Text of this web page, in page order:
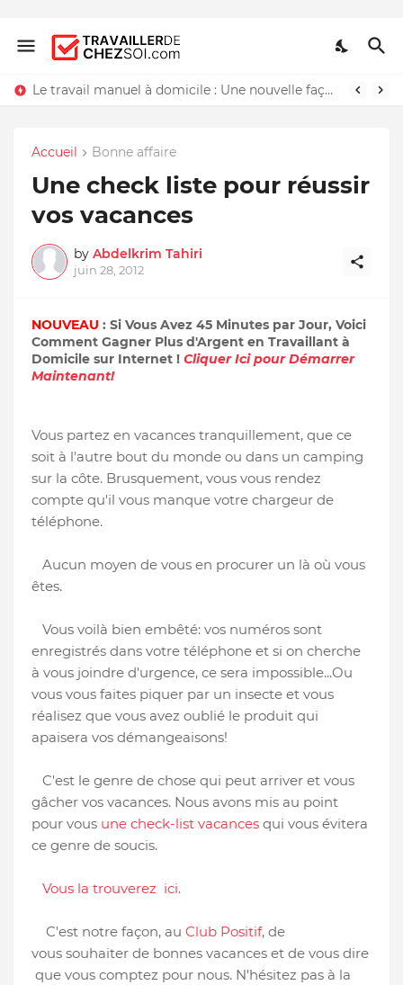
Le travail manuel à domicile : Une nouvelle façon de travailler chez soi
Accueil Bonne affaire
Une check liste pour réussir
vos vacances
by Abdelkrim Tahiri
juin 28, 2012
NOUVEAU : Si Vous Avez 45 Minutes par Jour, Voici
Comment Gagner Plus d'Argent en Travaillant à
Domicile sur Internet ! Cliquer Ici pour Démarrer
Maintenant!
Vous partez en vacances tranquillement, que ce
soit à l'autre bout du monde ou dans un camping
sur la côte. Brusquement, vous vous rendez
compte qu'il vous manque votre chargeur de
téléphone.
Aucun moyen de vous en procurer un là où vous
êtes.
Vous voilà bien embêté: vos numéros sont
enregistrés dans votre téléphone et si on cherche
à vous joindre d'urgence, ce sera impossible...Ou
vous vous faites piquer par un insecte et vous
réalisez que vous avez oublié le produit qui
apaisera vos démangeaisons!
C'est le genre de chose qui peut arriver et vous
gâcher vos vacances. Nous avons mis au point
pour vous une check-list vacances qui vous évitera
ce genre de soucis.
Vous la trouverez ici.
C'est notre façon, au Club Positif, de
vous souhaiter de bonnes vacances et de vous dire
que vous comptez pour nous. N'hésitez pas à la